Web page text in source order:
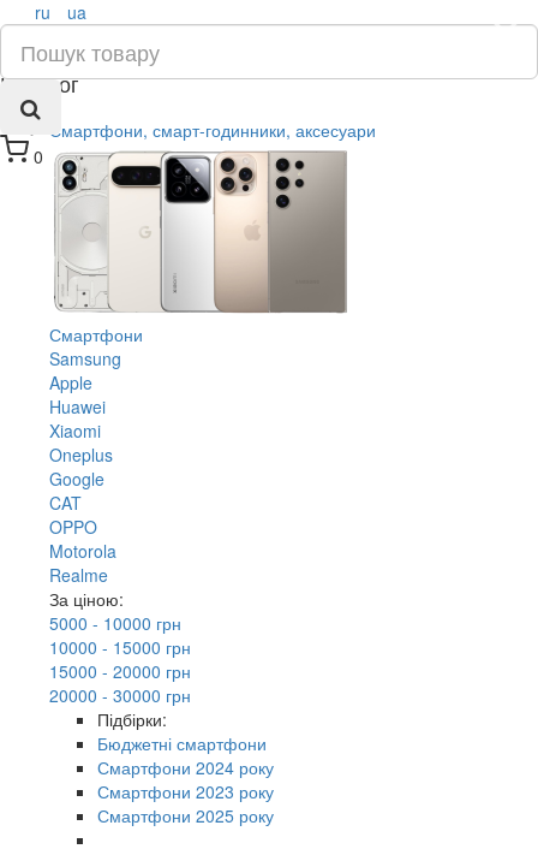
0
×
ru ua
Каталог
Смартфони, смарт-годинники, аксесуари
Смартфони
Samsung
Apple
Huawei
Xiaomi
Oneplus
Google
CAT
OPPO
Motorola
Realme
За ціною:
5000 - 10000 грн
10000 - 15000 грн
15000 - 20000 грн
20000 - 30000 грн
Підбірки:
Бюджетні смартфони
Смартфони 2024 року
Смартфони 2023 року
Смартфони 2025 року